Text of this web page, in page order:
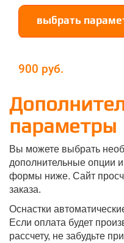
выбрать
900
параметры
Вы можете выбрать
дополнительные опции
формы ниже. Сайт
заказа.
Оснастки
Если оплата будет
рассчету, не забудьте